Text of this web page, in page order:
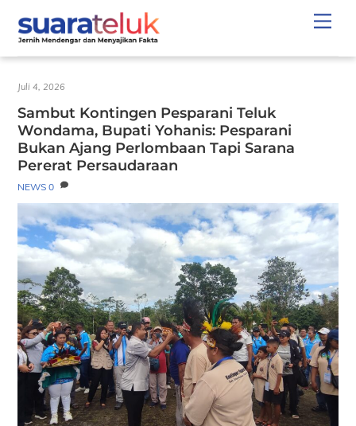
content
Juli 4, 2026
Sambut Kontingen Pesparani Teluk
Wondama, Bupati Yohanis: Pesparani
Bukan Ajang Perlombaan Tapi Sarana
Pererat Persaudaraan
NEWS 0